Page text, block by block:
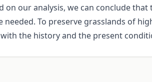
our analysis, we can conclude
To preserve grasslands of
the history and the present